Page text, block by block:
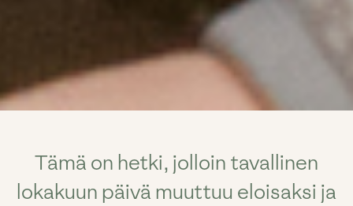
Tämä on hetki, jolloin tavallinen
lokakuun päivä muuttuu eloisaksi ja